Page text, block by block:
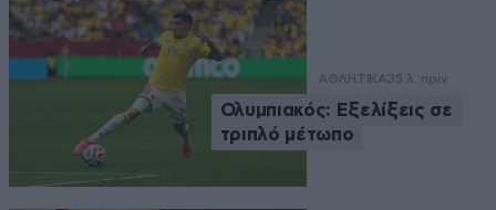
ΑΘΛΗΤΙΚΑ35 λ. πριν
Ολυμπιακός: Εξελίξεις σε
τριπλό μέτωπο